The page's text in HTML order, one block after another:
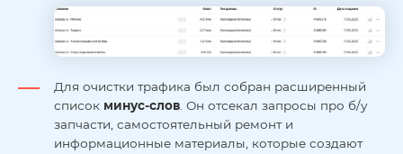
Для очистки трафика был собран расширенный
список минус-слов . Он отсекал запросы про б/у
запчасти, самостоятельный ремонт и
информационные материалы, которые создают